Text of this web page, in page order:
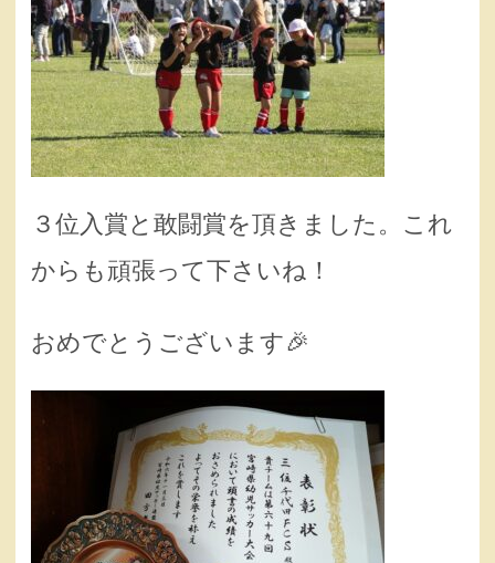
３位入賞と敢闘賞を頂きました。これ
からも頑張って下さいね！
おめでとうございます🎉